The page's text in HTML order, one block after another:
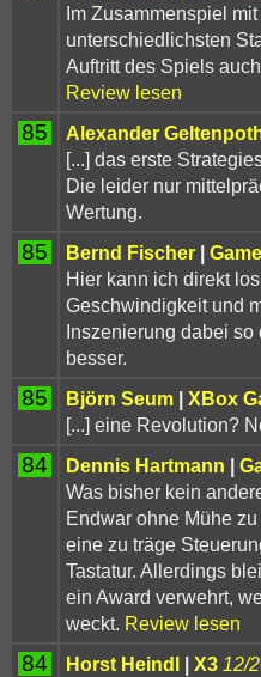
Im Zusammenspiel
unterschiedlichsten
Auftritt des Spiels
Review lesen
85
Alexander
[...] das erste
Die leider nur
Wertung.
85 Bernd Fischer|
Hier kann ich direkt
Geschwindigkeit und
Inszenierung dabei
besser.
85 Björn Seum| XBox
[...] eine Revolution?
84 Dennis Hartmann |
Was bisher kein
Endwar ohne Mühe
eine zu träge
Tastatur. Allerdings
ein Award verwehrt,
weckt. Review lesen
84 Horst Heindl| X3 12/